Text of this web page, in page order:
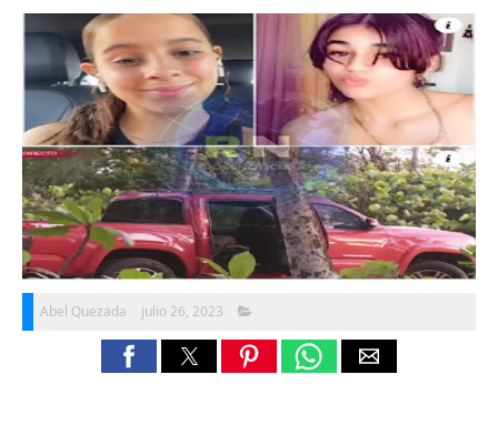
Abel Quezada julio 26, 2023